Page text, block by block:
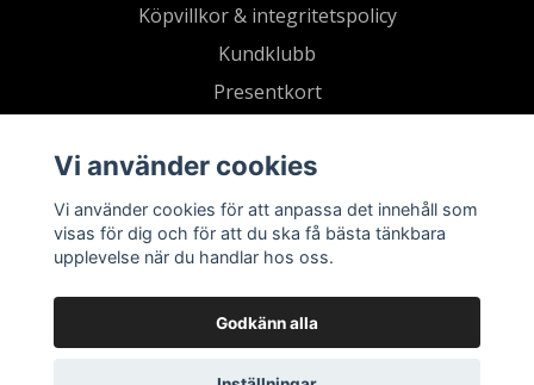
Köpvillkor & integritetspolicy
Kundklubb
Presentkort
Vi använder cookies
Vi använder cookies för att anpassa det innehåll som
visas för dig och för att du ska få bästa tänkbara
upplevelse när du handlar hos oss.
Godkänn alla